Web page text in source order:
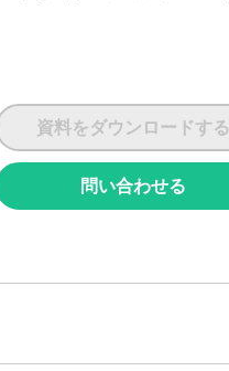
資料をダウンロードする
問い合わせる